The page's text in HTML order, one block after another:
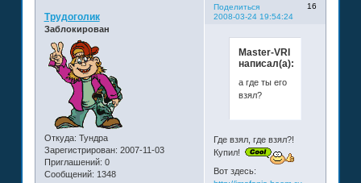
Поделиться
16
2008-03-24 19:54:24
Трудоголик
Заблокирован
Откуда: Тундра
Зарегистрирован: 2007-11-03
Приглашений: 0
Сообщений: 1348
Master-VRI
написал(а):
а где ты его
взял?
Где взял, где взял?!
Купил!
Вот здесь: